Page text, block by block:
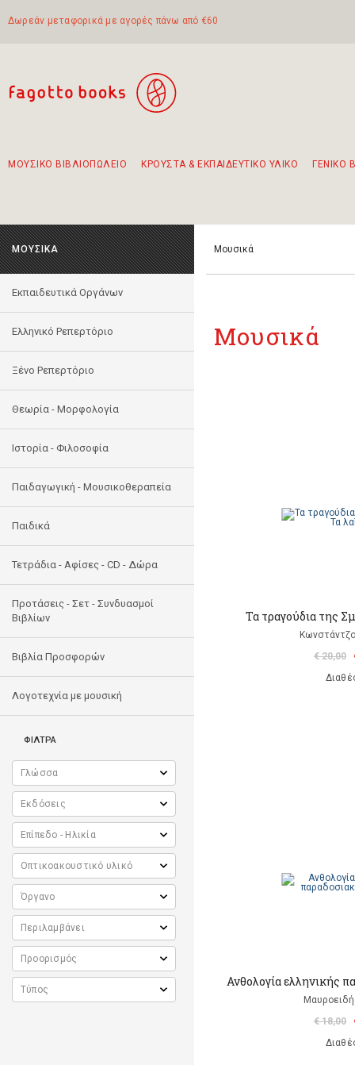
Δωρεάν μεταφορικά με αγορές πάνω από €60
ΜΟΥΣΙΚΟ ΒΙΒΛΙΟΠΩΛΕΙΟ ΚΡΟΥΣΤΑ & ΕΚΠΑΙΔΕΥΤΙΚΟ ΥΛΙΚΟ ΓΕΝΙΚΟ
ΜΟΥΣΙΚΑ
Εκπαιδευτικά Οργάνων
Ελληνικό Ρεπερτόριο
Ξένο Ρεπερτόριο
Θεωρία - Μορφολογία
Ιστορία - Φιλοσοφία
Παιδαγωγική - Μουσικοθεραπεία
Παιδικά
Τετράδια - Αφίσες - CD - Δώρα
Προτάσεις - Σετ - Συνδυασμοί
Βιβλίων
Βιβλία Προσφορών
Λογοτεχνία με μουσική
ΦΙΛΤΡΑ
Μουσικά
Μουσικά
Τα τραγούδια της
€ 20,00
Ανθολογία ελληνικής
€ 18,00